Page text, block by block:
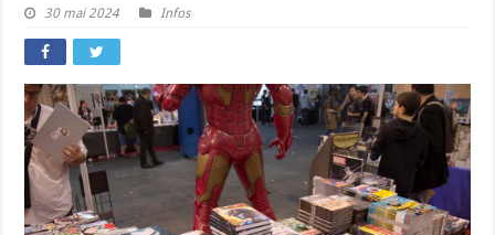
30 mai 2024 Infos